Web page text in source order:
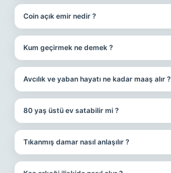
Coin açık emir nedir ?
Kum geçirmek ne demek ?
Avcılık ve yaban hayatı ne kadar maaş alır ?
80 yaş üstü ev satabilir mi ?
Tıkanmış damar nasıl anlaşılır ?